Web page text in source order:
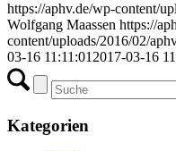
https://aphv.de/wp-content/
Wolfgang Maassen https://
content/uploads/2016/02/
03-16 11:11:01 2017-03-16
Kategorien